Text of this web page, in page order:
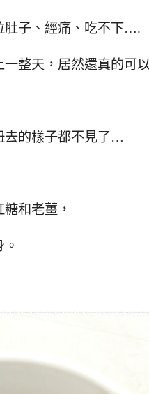
肚子、經痛、吃不下….
一整天，居然還真的可
去的樣子都不見了…
和老薑，